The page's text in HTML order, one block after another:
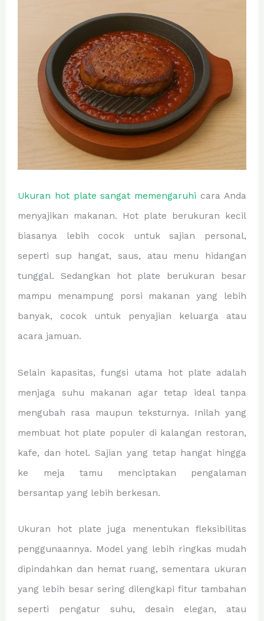
Ukuran hot plate sangat memengaruhi cara Anda
menyajikan makanan. Hot plate berukuran kecil
biasanya lebih cocok untuk sajian personal,
seperti sup hangat, saus, atau menu hidangan
tunggal. Sedangkan hot plate berukuran besar
mampu menampung porsi makanan yang lebih
banyak, cocok untuk penyajian keluarga atau
acara jamuan.
Selain kapasitas, fungsi utama hot plate adalah
menjaga suhu makanan agar tetap ideal tanpa
mengubah rasa maupun teksturnya. Inilah yang
membuat hot plate populer di kalangan restoran,
kafe, dan hotel. Sajian yang tetap hangat hingga
ke meja tamu menciptakan pengalaman
bersantap yang lebih berkesan.
Ukuran hot plate juga menentukan fleksibilitas
penggunaannya. Model yang lebih ringkas mudah
dipindahkan dan hemat ruang, sementara ukuran
yang lebih besar sering dilengkapi fitur tambahan
seperti pengatur suhu, desain elegan, atau